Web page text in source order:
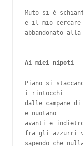
Muto si è
e il mio
abbandonato
Piano si
i rintocchi
dalle campane
e nuotano
avanti e
fra gli azzurri
sapendo che